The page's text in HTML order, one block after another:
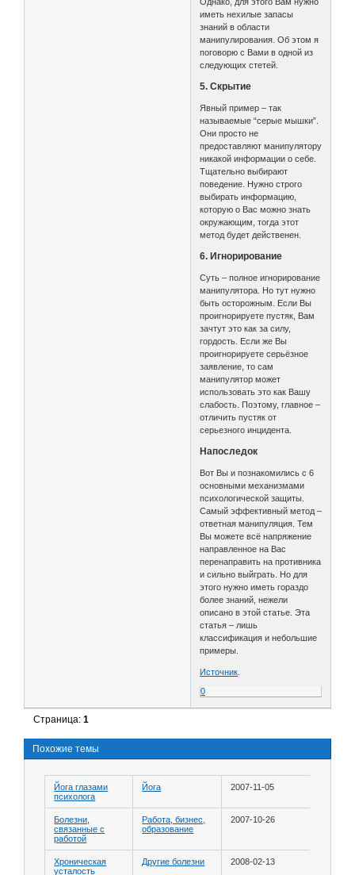
иметь нехилые запасы
знаний в области
манипулирования. Об этом я
поговорю с Вами в одной из
следующих стетей.
5. Скрытие
Явный пример – так
называемые “серые мышки”.
Они просто не
предоставляют манипулятору
никакой информации о себе.
Тщательно выбирают
поведение. Нужно строго
выбирать информацию,
которую о Вас можно знать
окружающим, тогда этот
метод будет действенен.
6. Игнорирование
Суть – полное игнорирование
манипулятора. Но тут нужно
быть осторожным. Если Вы
проигнорируете пустяк, Вам
зачтут это как за силу,
гордость. Если же Вы
проигнорируете серьёзное
заявление, то сам
манипулятор может
использовать это как Вашу
слабость. Поэтому, главное –
отличить пустяк от
серьезного инцидента.
Напоследок
Вот Вы и познакомились с 6
основными механизмами
психологической защиты.
Самый эффективный метод –
ответная манипуляция. Тем
Вы можете всё напряжение
направленное на Вас
перенаправить на противника
и сильно выйграть. Но для
этого нужно иметь гораздо
более знаний, нежели
описано в этой статье. Эта
статья – лишь
классификация и небольшие
примеры.
Источник
0
Страница:1
Похожие темы
Йога глазами
психолога
Йога 2007-11-05
Болезни,
связанные с
работой
Работа, бизнес,
образование
2007-10-26
Хроническая
усталость
Другие болезни 2008-02-13